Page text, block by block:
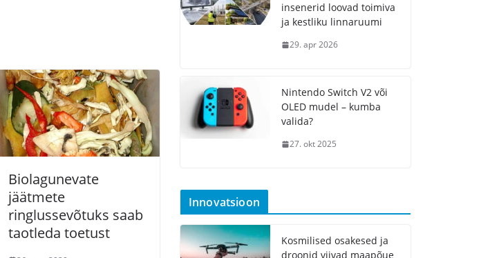
Biolagunevate
jäätmete
ringlussevõtuks saab
taotleda toetust
insenerid loovad toimiva
ja kestliku linnaruumi
29. apr 2026
Nintendo Switch V2 või
OLED mudel – kumba
valida?
27. okt 2025
Innovatsioon
Kosmilised osakesed ja
droonid viivad maapõue